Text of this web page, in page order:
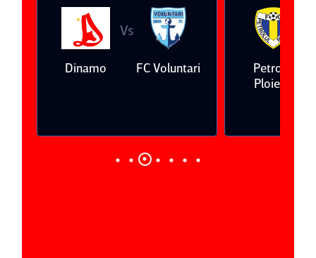
Dinamo
Vs
FC Voluntari
Petrolul
Ploieşti